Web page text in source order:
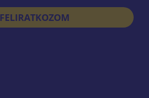
FELIRATKOZOM